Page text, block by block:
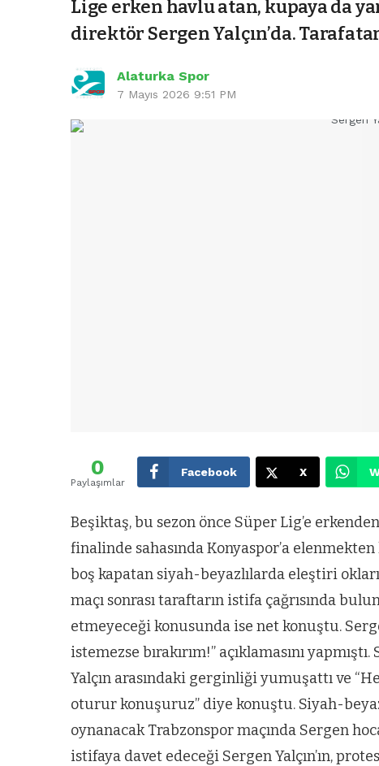
Lige erken havlu atan, kupaya da
direktör Sergen Yalçın’da.
Alaturka Spor
7 Mayıs 2026 9:51 PM
0
Paylaşımlar
Facebook X
Beşiktaş, bu sezon önce Süper Lig’e
finalinde sahasında Konyaspor’a
boş kapatan siyah-beyazlılarda eleştiri
maçı sonrası taraftarın istifa çağrısında
etmeyeceği konusunda ise net konuştu.
istemezse bırakırım!” açıklamasını
Yalçın arasındaki gerginliği yumuşattı ve
oturur konuşuruz” diye konuştu. Siyah-
oynanacak Trabzonspor maçında Sergen
istifaya davet edeceği Sergen Yalçın’ın,